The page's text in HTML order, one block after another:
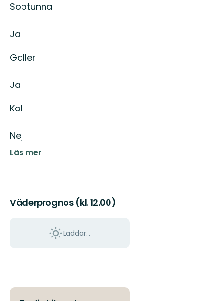
Soptunna
Ja
Galler
Ja
Kol
Nej
Läs mer
Väderprognos (kl. 12.00)
Laddar...